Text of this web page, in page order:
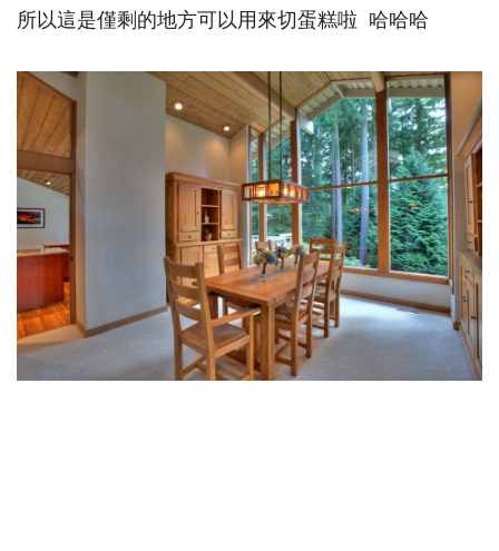
所以這是僅剩的地方可以用來切蛋糕啦 哈哈哈